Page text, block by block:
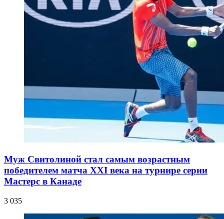
Муж Свитолиной стал самым возрастным
победителем матча XXI века на турнире серии
Мастерс в Канаде
3 035